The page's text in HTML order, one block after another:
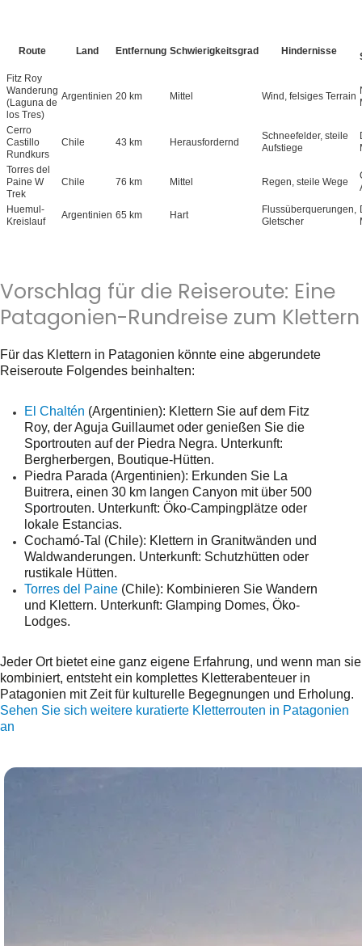
Route Land Entfernung Schwierigkeitsgrad Hindernisse
Fitz Roy
Wanderung
(Laguna de
los Tres)
Argentinien 20 km Mittel Wind, felsiges Terrain
Cerro
Castillo
Rundkurs
Chile 43 km Herausfordernd
Schneefelder, steile
Aufstiege
Torres del
Paine W
Trek
Chile 76 km Mittel Regen, steile Wege
Huemul-
Kreislauf
Argentinien 65 km Hart
Flussüberquerungen,
Gletscher
Vorschlag für die Reiseroute: Eine
Patagonien-Rundreise zum Klettern
Für das Klettern in Patagonien könnte eine abgerundete
Reiseroute Folgendes beinhalten:
El Chaltén (Argentinien): Klettern Sie auf dem Fitz
Roy, der Aguja Guillaumet oder genießen Sie die
Sportrouten auf der Piedra Negra. Unterkunft:
Bergherbergen, Boutique-Hütten.
Piedra Parada (Argentinien): Erkunden Sie La
Buitrera, einen 30 km langen Canyon mit über 500
Sportrouten. Unterkunft: Öko-Campingplätze oder
lokale Estancias.
Cochamó-Tal (Chile): Klettern in Granitwänden und
Waldwanderungen. Unterkunft: Schutzhütten oder
rustikale Hütten.
Torres del Paine (Chile): Kombinieren Sie Wandern
und Klettern. Unterkunft: Glamping Domes, Öko-
Lodges.
Jeder Ort bietet eine ganz eigene Erfahrung, und wenn man sie
kombiniert, entsteht ein komplettes Kletterabenteuer in
Patagonien mit Zeit für kulturelle Begegnungen und Erholung.
Sehen Sie sich weitere kuratierte Kletterrouten in Patagonien
an